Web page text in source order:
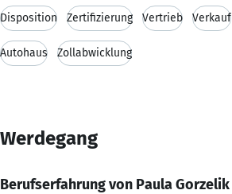
Disposition Zertifizierung Vertrieb Verkauf
Autohaus Zollabwicklung
Werdegang
Berufserfahrung von Paula Gorzelik